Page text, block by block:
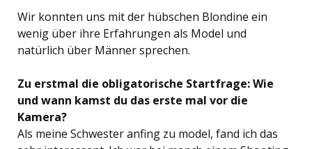
Wir konnten uns mit der hübschen Blondine ein
wenig über ihre Erfahrungen als Model und
natürlich über Männer sprechen.
Zu erstmal die obligatorische Startfrage: Wie
und wann kamst du das erste mal vor die
Kamera?
Als meine Schwester anfing zu model, fand ich das